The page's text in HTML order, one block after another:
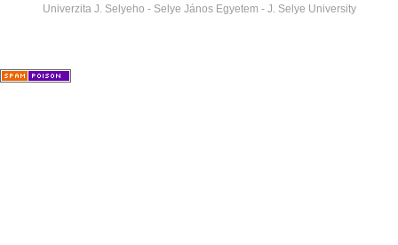
Univerzita J. Selyeho - Selye János Egyetem - J. Selye University